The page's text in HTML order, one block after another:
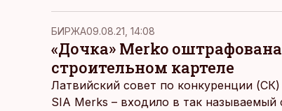
БИРЖА09.08.21, 14:08
«Дочка» Merko
строительном картеле
Латвийский совет по конкуренции
SIA Merks – входило в так